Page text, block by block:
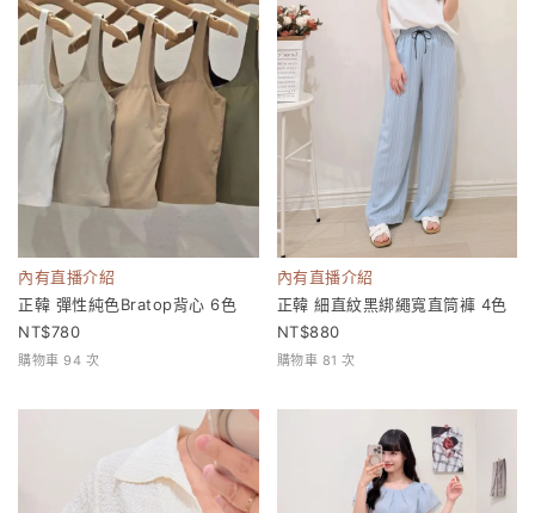
內有直播介紹
正韓 彈性純色Bratop背心 6色
780
購物車 94 次
內有直播介紹
正韓 細直紋黑綁繩寬直筒褲 4色
880
購物車 81 次